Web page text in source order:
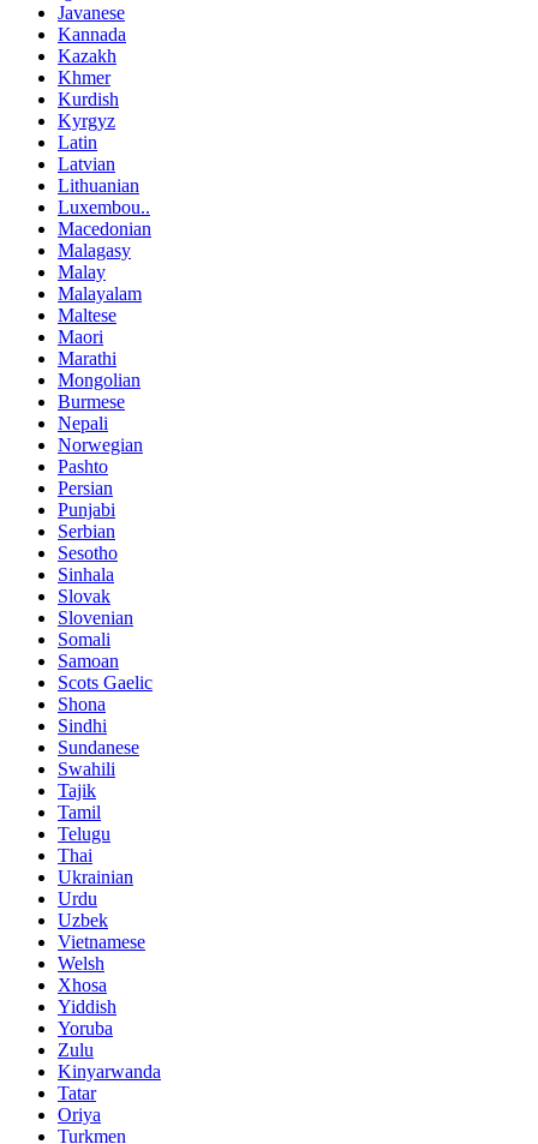
Javanese
Kannada
Kazakh
Khmer
Kurdish
Kyrgyz
Latin
Latvian
Lithuanian
Luxembou..
Macedonian
Malagasy
Malay
Malayalam
Maltese
Maori
Marathi
Mongolian
Burmese
Nepali
Norwegian
Pashto
Persian
Punjabi
Serbian
Sesotho
Sinhala
Slovak
Slovenian
Somali
Samoan
Scots Gaelic
Shona
Sindhi
Sundanese
Swahili
Tajik
Tamil
Telugu
Thai
Ukrainian
Urdu
Uzbek
Vietnamese
Welsh
Xhosa
Yiddish
Yoruba
Zulu
Kinyarwanda
Tatar
Oriya
Turkmen